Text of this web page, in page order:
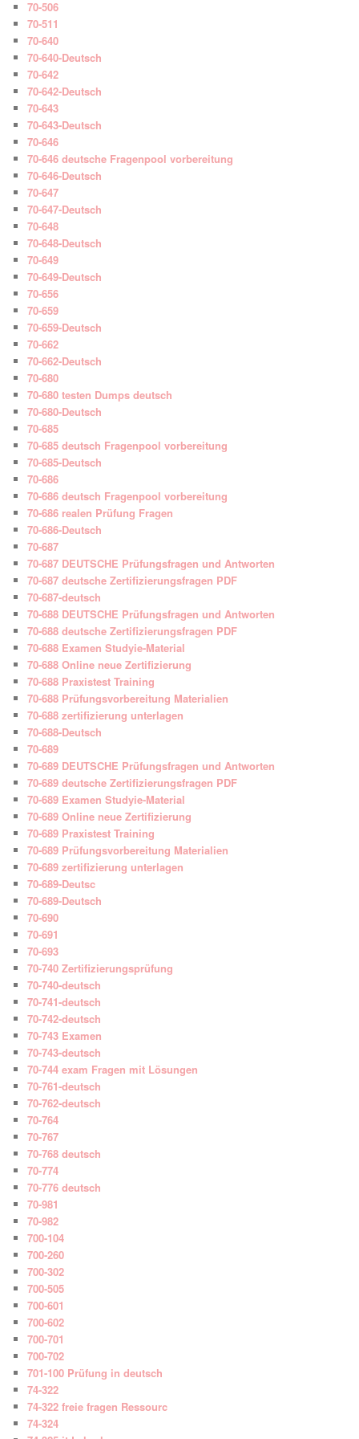
70-506
70-511
70-640
70-640-Deutsch
70-642
70-642-Deutsch
70-643
70-643-Deutsch
70-646
70-646 deutsche Fragenpool vorbereitung
70-646-Deutsch
70-647
70-647-Deutsch
70-648
70-648-Deutsch
70-649
70-649-Deutsch
70-656
70-659
70-659-Deutsch
70-662
70-662-Deutsch
70-680
70-680 testen Dumps deutsch
70-680-Deutsch
70-685
70-685 deutsch Fragenpool vorbereitung
70-685-Deutsch
70-686
70-686 deutsch Fragenpool vorbereitung
70-686 realen Prüfung Fragen
70-686-Deutsch
70-687
70-687 DEUTSCHE Prüfungsfragen und Antworten
70-687 deutsche Zertifizierungsfragen PDF
70-687-deutsch
70-688 DEUTSCHE Prüfungsfragen und Antworten
70-688 deutsche Zertifizierungsfragen PDF
70-688 Examen Studyie-Material
70-688 Online neue Zertifizierung
70-688 Praxistest Training
70-688 Prüfungsvorbereitung Materialien
70-688 zertifizierung unterlagen
70-688-Deutsch
70-689
70-689 DEUTSCHE Prüfungsfragen und Antworten
70-689 deutsche Zertifizierungsfragen PDF
70-689 Examen Studyie-Material
70-689 Online neue Zertifizierung
70-689 Praxistest Training
70-689 Prüfungsvorbereitung Materialien
70-689 zertifizierung unterlagen
70-689-Deutsc
70-689-Deutsch
70-690
70-691
70-693
70-740 Zertifizierungsprüfung
70-740-deutsch
70-741-deutsch
70-742-deutsch
70-743 Examen
70-743-deutsch
70-744 exam Fragen mit Lösungen
70-761-deutsch
70-762-deutsch
70-764
70-767
70-768 deutsch
70-774
70-776 deutsch
70-981
70-982
700-104
700-260
700-302
700-505
700-601
700-602
700-701
700-702
701-100 Prüfung in deutsch
74-322
74-322 freie fragen Ressourc
74-324